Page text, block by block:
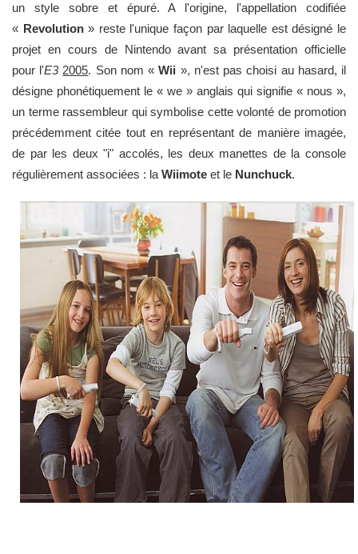
un style sobre et épuré. A l'origine, l'appellation codifiée
« Revolution» reste l'unique façon par laquelle est désigné le
projet en cours de Nintendo avant sa présentation officielle
pour l'E3 2005. Son nom «Wii », n'est pas choisi au hasard, il
désigne phonétiquement le « we » anglais qui signifie « nous »,
un terme rassembleur qui symbolise cette volonté de promotion
précédemment citée tout en représentant de manière imagée,
de par les deux "i" accolés, les deux manettes de la console
régulièrement associées : la Wiimote et le Nunchuck.